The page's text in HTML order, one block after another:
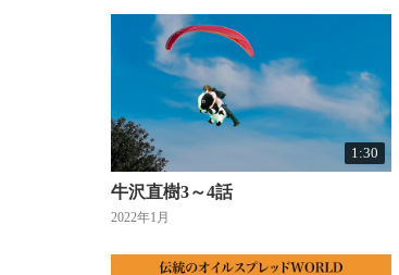
1:30
牛沢直樹3～4話
2022年1月